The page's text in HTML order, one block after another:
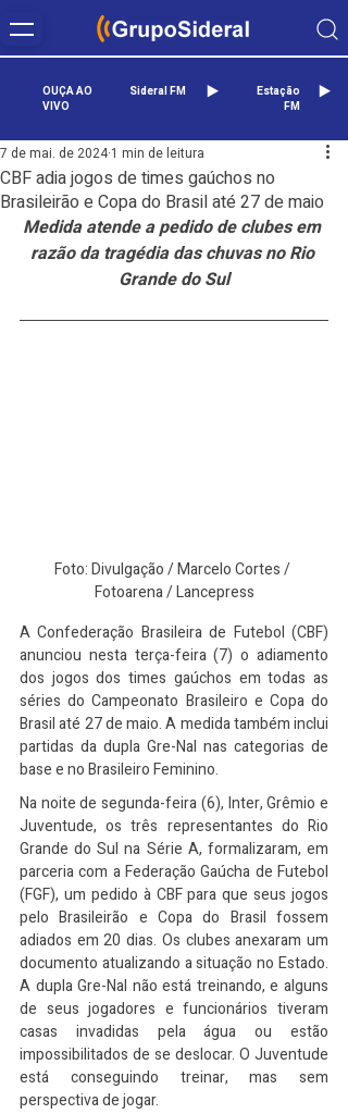
OUÇA AO
VIVO
Sideral FM
Estação
FM
CBF adia jogos de times gaúchos no
Brasileirão e Copa do Brasil até 27 de maio
7 de mai. de 2024 1 min de leitura
Medida atende a pedido de clubes em
razão da tragédia das chuvas no Rio
Grande do Sul
Foto: Divulgação / Marcelo Cortes /
Fotoarena / Lancepress
A Confederação Brasileira de Futebol (CBF)
anunciou nesta terça-feira (7) o adiamento
dos jogos dos times gaúchos em todas as
séries do Campeonato Brasileiro e Copa do
Brasil até 27 de maio. A medida também inclui
partidas da dupla Gre-Nal nas categorias de
base e no Brasileiro Feminino.
Na noite de segunda-feira (6), Inter, Grêmio e
Juventude, os três representantes do Rio
Grande do Sul na Série A, formalizaram, em
parceria com a Federação Gaúcha de Futebol
(FGF), um pedido à CBF para que seus jogos
pelo Brasileirão e Copa do Brasil fossem
adiados em 20 dias. Os clubes anexaram um
documento atualizando a situação no Estado.
A dupla Gre-Nal não está treinando, e alguns
de seus jogadores e funcionários tiveram
casas invadidas pela água ou estão
impossibilitados de se deslocar. O Juventude
está conseguindo treinar, mas sem
perspectiva de jogar.